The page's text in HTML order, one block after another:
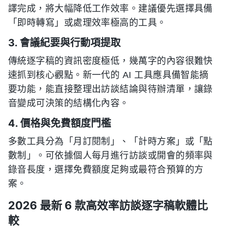
譯完成，將大幅降低工作效率。建議優先選擇具備
「即時轉寫」或處理效率極高的工具。
3. 會議紀要與行動項提取
傳統逐字稿的資訊密度極低，幾萬字的內容很難快
速抓到核心觀點。新一代的 AI 工具應具備智能摘
要功能，能直接整理出訪談結論與待辦清單，讓錄
音變成可決策的結構化內容。
4. 價格與免費額度門檻
多數工具分為「月訂閱制」、「計時方案」或「點
數制」。可依據個人每月進行訪談或開會的頻率與
錄音長度，選擇免費額度足夠或最符合預算的方
案。
2026 最新 6 款高效率訪談逐字稿軟體比
較